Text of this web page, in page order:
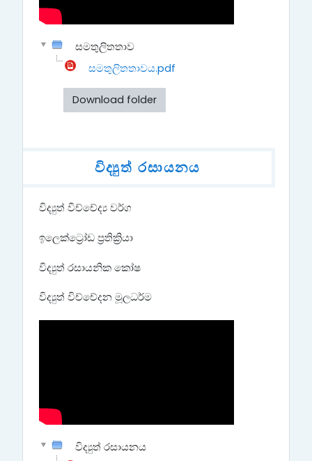
සමතුලිතතාව
සමතුලිතතාවය.pdf
Download folder
විද්‍යුත් රසායනය
විද්‍යුත් විච්චේද්‍ය වර්ග
ඉලෙක්ට්‍රෝඩ ප්‍රතික්‍රියා
විද්‍යුත් රසායනික කෝෂ
විද්‍යුත් විච්චේදන මූලධර්ම
විද්‍යුත් රසායනය